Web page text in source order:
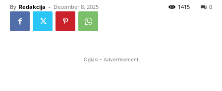
By Redakcija - December 8, 2025 0
1415
Oglasi - Advertisement